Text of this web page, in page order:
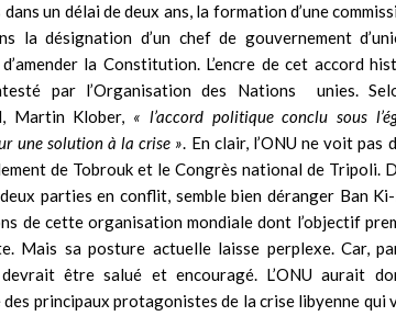
un délai de deux ans, la formation d’une
la désignation d’un chef de gouvernement
la Constitution. L’encre de cet accord
par l’Organisation des Nations unies.
Martin Klober, « l’accord politique conclu sous
une solution à la crise ». En clair, l’ONU ne voit pas
de Tobrouk et le Congrès national de Tripoli.
parties en conflit, semble bien déranger Ban
de cette organisation mondiale dont l’objectif
Mais sa posture actuelle laisse perplexe. Car,
être salué et encouragé. L’ONU aurait
principaux protagonistes de la crise libyenne qui